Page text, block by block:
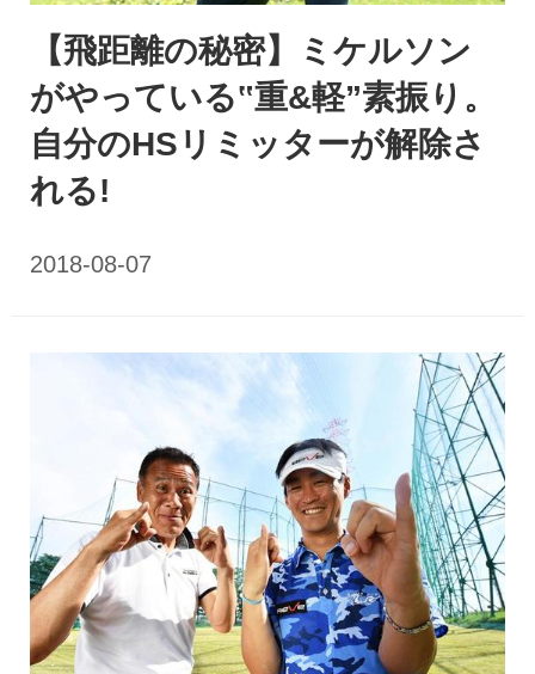
【飛距離の秘密】ミケルソン
がやっている‟重&軽”素振り。
自分のHSリミッターが解除さ
れる!